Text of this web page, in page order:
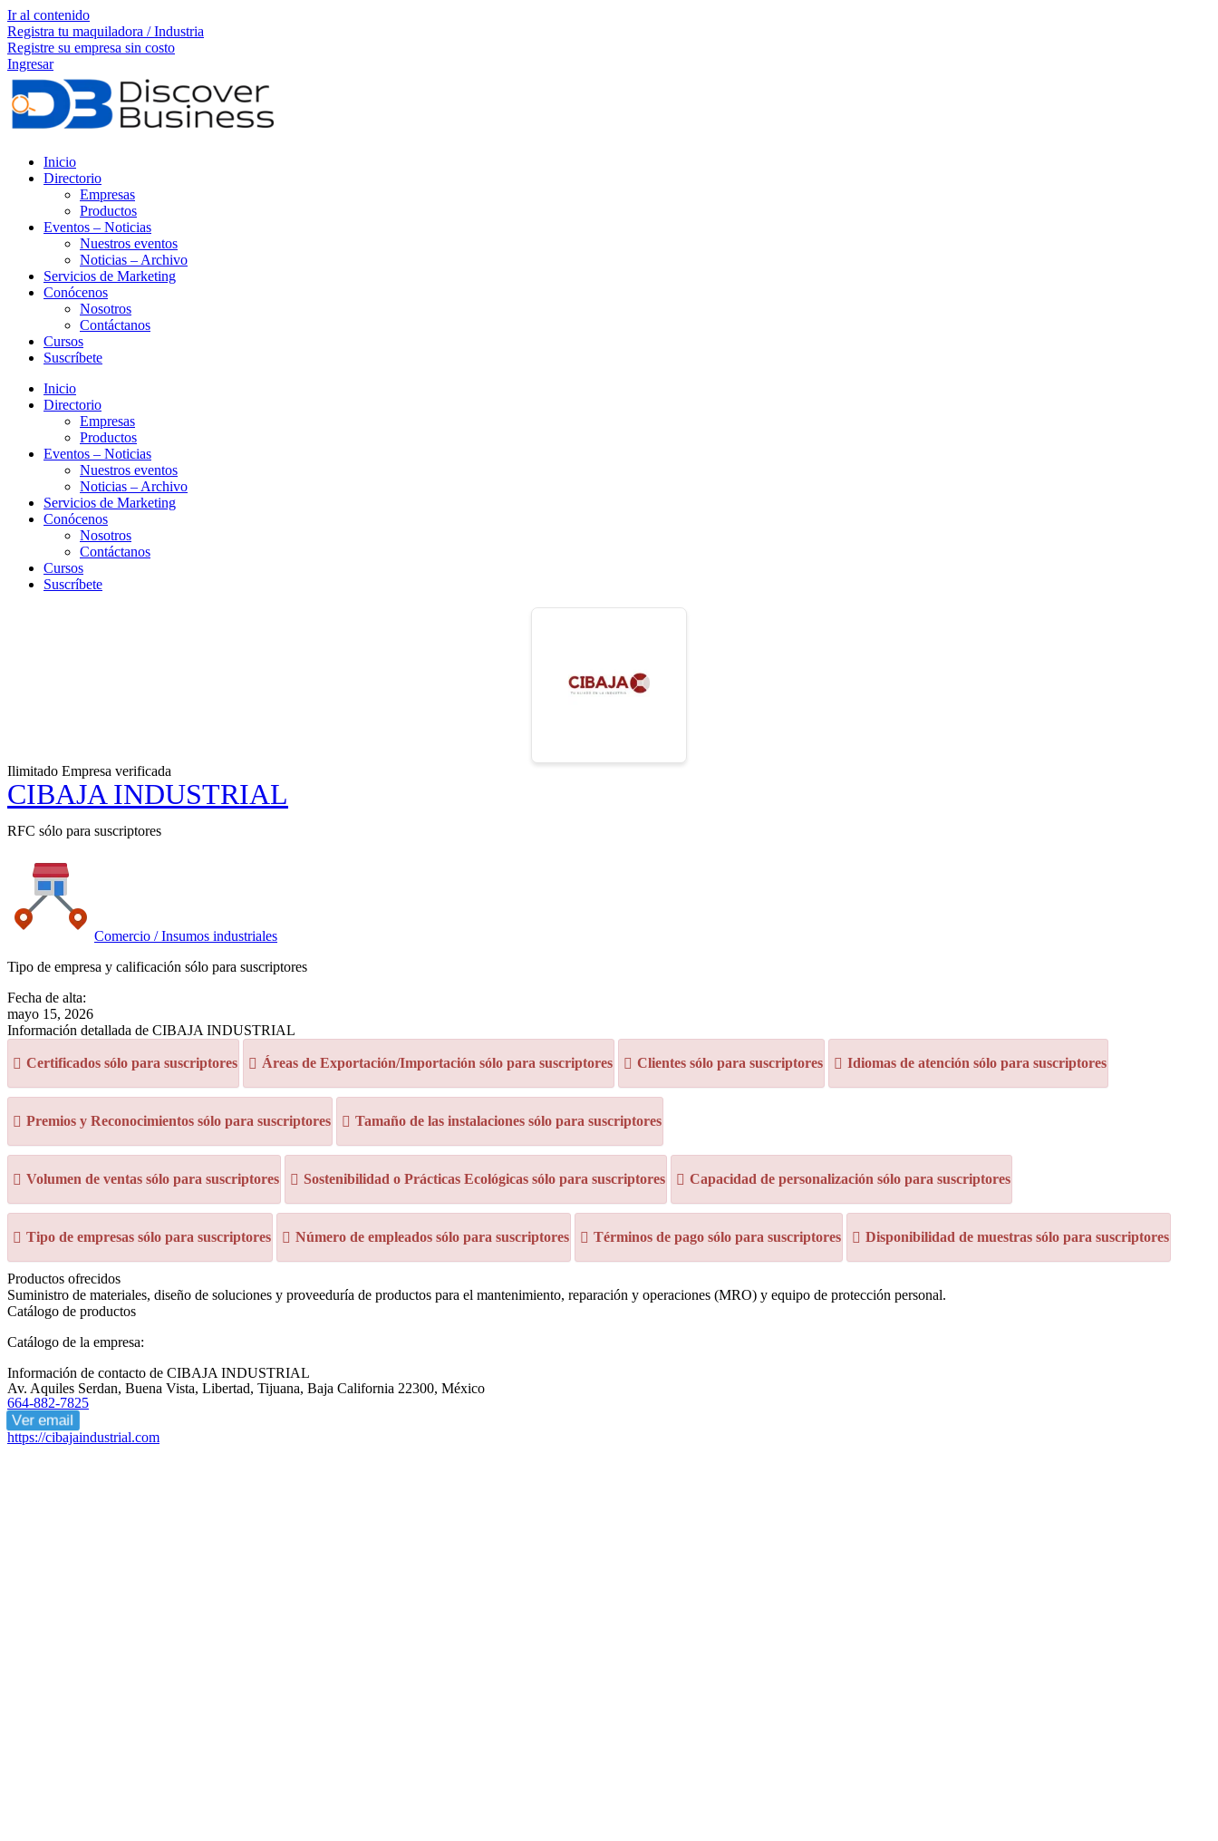
Ir al contenido
Registra tu maquiladora / Industria
Registre su empresa sin costo
Ingresar
Inicio
Directorio
Empresas
Productos
Eventos – Noticias
Nuestros eventos
Noticias – Archivo
Servicios de Marketing
Conócenos
Nosotros
Contáctanos
Cursos
Suscríbete
Inicio
Directorio
Empresas
Productos
Eventos – Noticias
Nuestros eventos
Noticias – Archivo
Servicios de Marketing
Conócenos
Nosotros
Contáctanos
Cursos
Suscríbete
Ilimitado Empresa verificada
CIBAJA INDUSTRIAL
RFC sólo para suscriptores
Comercio / Insumos industriales
Tipo de empresa y calificación sólo para suscriptores
Fecha de alta:
mayo 15, 2026
Información detallada de CIBAJA INDUSTRIAL
Certificados sólo para suscriptores Áreas de Exportación/Importación sólo para suscriptores Clientes sólo para suscriptores Idiomas de atención sólo para suscriptores
Premios y Reconocimientos sólo para suscriptores Tamaño de las instalaciones sólo para suscriptores
Volumen de ventas sólo para suscriptores Sostenibilidad o Prácticas Ecológicas sólo para suscriptores Capacidad de personalización sólo para suscriptores
Tipo de empresas sólo para suscriptores Número de empleados sólo para suscriptores Términos de pago sólo para suscriptores Disponibilidad de muestras sólo para suscriptores
Productos ofrecidos
Suministro de materiales, diseño de soluciones y proveeduría de productos para el mantenimiento, reparación y operaciones (MRO) y equipo de protección personal.
Catálogo de productos
Catálogo de la empresa:
Información de contacto de CIBAJA INDUSTRIAL
Av. Aquiles Serdan, Buena Vista, Libertad, Tijuana, Baja California 22300, México
664-882-7825
Ver email
https://cibajaindustrial.com